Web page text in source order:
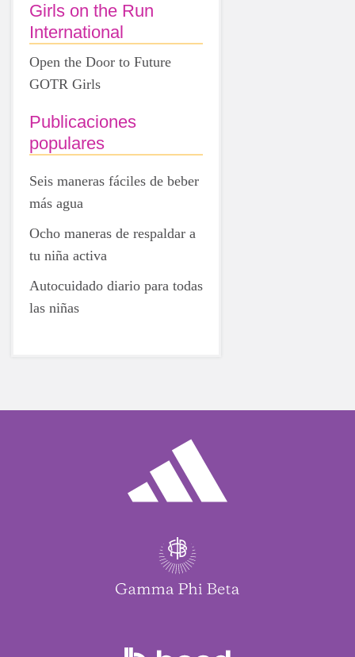
Girls on the Run
International
Open the Door to Future
GOTR Girls
Publicaciones
populares
Seis maneras fáciles de beber
más agua
Ocho maneras de respaldar a
tu niña activa
Autocuidado diario para todas
las niñas